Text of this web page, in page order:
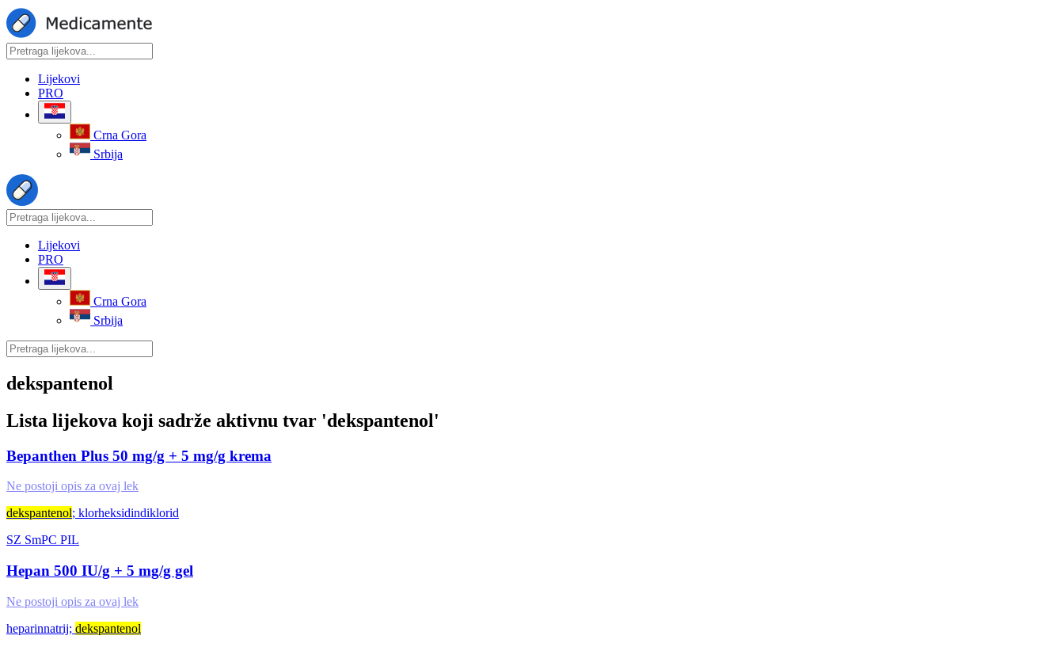
Lijekovi
PRO
Crna Gora
Srbija
Lijekovi
PRO
Crna Gora
Srbija
dekspantenol
Lista lijekova koji sadrže aktivnu tvar 'dekspantenol'
Bepanthen Plus 50 mg/g + 5 mg/g krema
Ne postoji opis za ovaj lek
dekspantenol; klorheksidindiklorid
SZ SmPC PIL
Hepan 500 IU/g + 5 mg/g gel
Ne postoji opis za ovaj lek
heparinnatrij; dekspantenol